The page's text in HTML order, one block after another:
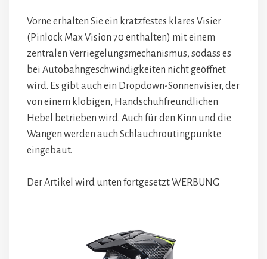
Vorne erhalten Sie ein kratzfestes klares Visier
(Pinlock Max Vision 70 enthalten) mit einem
zentralen Verriegelungsmechanismus, sodass es
bei Autobahngeschwindigkeiten nicht geöffnet
wird. Es gibt auch ein Dropdown-Sonnenvisier, der
von einem klobigen, Handschuhfreundlichen
Hebel betrieben wird. Auch für den Kinn und die
Wangen werden auch Schlauchroutingpunkte
eingebaut.
Der Artikel wird unten fortgesetztWERBUNG